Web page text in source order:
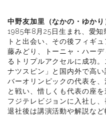
中野友加里（なかの・ゆかり
1985年8月25日生まれ、愛
トと出会い、その後フィギ
藤みどり、トーニャ・ハー
るトリプルアクセルに成功
ナツスピン」と国内外で高
バーオリンピックの代表を
と戦い、惜しくも代表の座
フジテレビジョンに入社し
退社後は講演活動や解説な